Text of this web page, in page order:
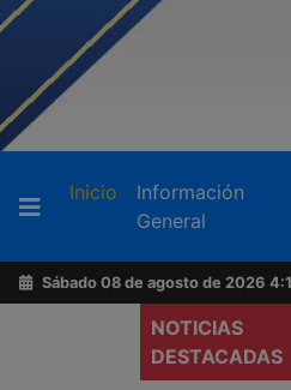
Inicio (current)
Información
General
Sábado 08 de agosto de 2026
NOTICIAS
DESTACADAS
Pide Episcopado
Buscador
Acerca
de